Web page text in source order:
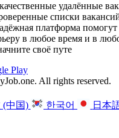
удалённые
списки
платформа помогут
в любое время и в
своё путе
All rights reserved.
(中国) 한국어 日本